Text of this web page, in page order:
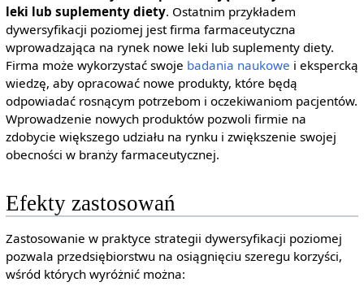
leki lub suplementy diety. Ostatnim przykładem
dywersyfikacji poziomej jest firma farmaceutyczna
wprowadzająca na rynek nowe leki lub suplementy diety.
Firma może wykorzystać swoje badania naukowe i ekspercką
wiedzę, aby opracować nowe produkty, które będą
odpowiadać rosnącym potrzebom i oczekiwaniom pacjentów.
Wprowadzenie nowych produktów pozwoli firmie na
zdobycie większego udziału na rynku i zwiększenie swojej
obecności w branży farmaceutycznej.
Efekty zastosowań
Zastosowanie w praktyce strategii dywersyfikacji poziomej
pozwala przedsiębiorstwu na osiągnięciu szeregu korzyści,
wśród których wyróżnić można: